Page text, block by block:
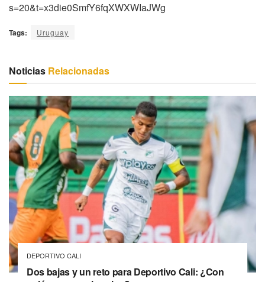
s=20&t=x3die0SmfY6fqXWXWIaJWg
Tags: Uruguay
Noticias Relacionadas
DEPORTIVO CALI
Dos bajas y un reto para Deportivo Cali: ¿Con